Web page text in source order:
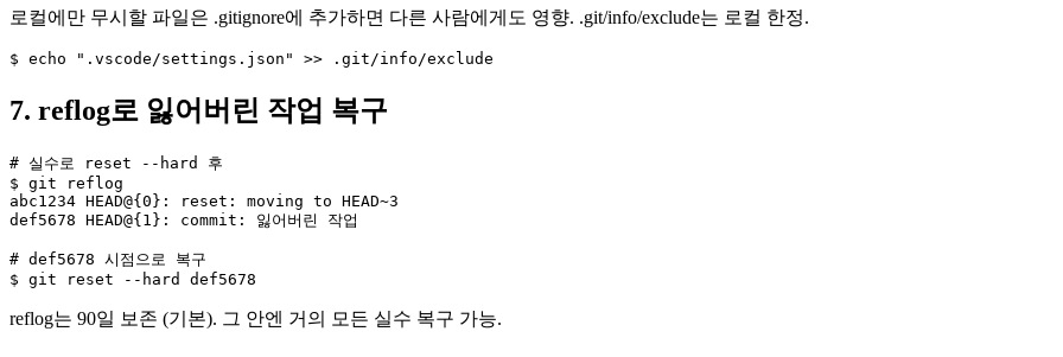
로컬에만 무시할 파일은 .gitignore에 추가하면 다른 사람에게도 영향. .git/info/exclude는 로컬 한정.
$ echo ".vscode/settings.json" >> .git/info/exclude
7. reflog로 잃어버린 작업 복구
# 실수로 reset --hard 후
$ git reflog
abc1234 HEAD@{0}: reset: moving to HEAD~3
def5678 HEAD@{1}: commit: 잃어버린 작업
# def5678 시점으로 복구
$ git reset --hard def5678
reflog는 90일 보존 (기본). 그 안엔 거의 모든 실수 복구 가능.